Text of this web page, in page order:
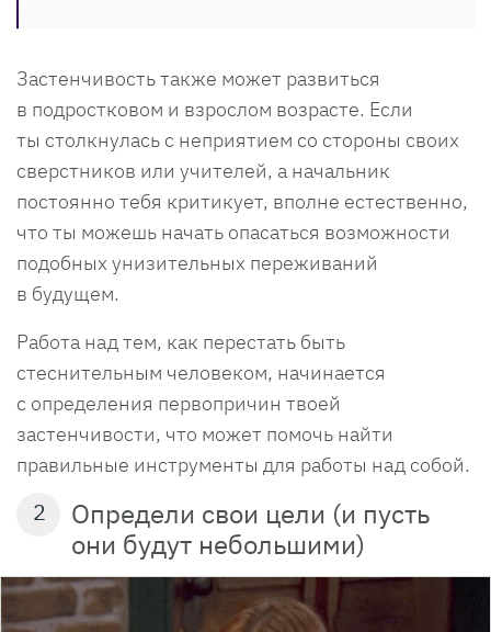
Застенчивость также может развиться
в подростковом и взрослом возрасте. Если
ты столкнулась с неприятием со стороны своих
сверстников или учителей, а начальник
постоянно тебя критикует, вполне естественно,
что ты можешь начать опасаться возможности
подобных унизительных переживаний
в будущем.
Работа над тем, как перестать быть
стеснительным человеком, начинается
с определения первопричин твоей
застенчивости, что может помочь найти
правильные инструменты для работы над собой.
2
Определи свои цели (и пусть
они будут небольшими)